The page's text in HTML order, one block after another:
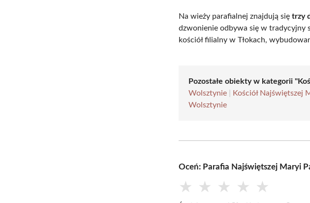
Na wieży parafialnej znajdują siętrzy
dzwonienie odbywa się w tradycyjny
kościół filialny w Tłokach,
Pozostałe obiekty w kategorii
Wolsztynie
Kościół Najświętszej
Wolsztynie
Oceń: Parafia Najświętszej Maryi
★ ★ ★ ★ ★